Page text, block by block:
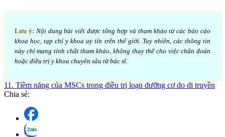
Lưu ý: Nội dung bài viết được tổng hợp và tham khảo từ các báo cáo
khoa học, tạp chí y khoa uy tín trên thế giới. Tuy nhiên, các thông tin
này chỉ mang tính chất tham khảo, không thay thế cho việc chẩn đoán
hoặc điều trị y khoa chuyên sâu từ bác sĩ.
11. Tiềm năng của MSCs trong điều trị loạn dưỡng cơ do di truyền
Chia sẻ: